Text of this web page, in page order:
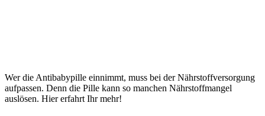
Wer die Antibabypille einnimmt, muss bei der Nährstoffversorgung
aufpassen. Denn die Pille kann so manchen Nährstoffmangel
auslösen. Hier erfahrt Ihr mehr!